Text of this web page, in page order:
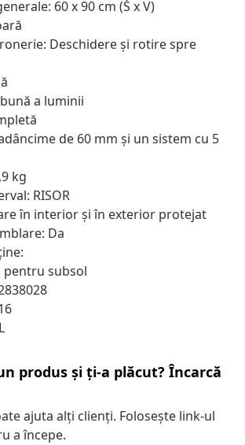
60 x 90 cm (Š x V)
Deschidere și rotire spre
a luminii
de 60 mm și un sistem cu 5
kg
RISOR
în interior și în exterior protejat
Da
pentru subsol
produs și ți-a plăcut? Încarcă
ajuta alți clienți. Folosește link-ul
a începe.